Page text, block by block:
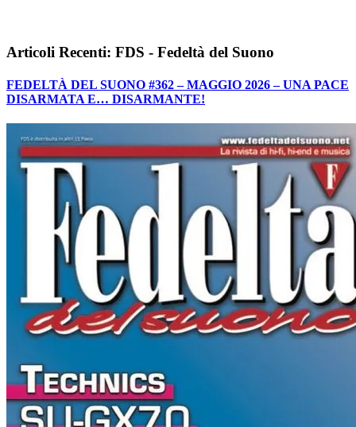
Articoli Recenti: FDS - Fedeltà del Suono
FEDELTÀ DEL SUONO #362 – MAGGIO 2026 – UNA PACE
DISARMATA E… DISARMANTE!